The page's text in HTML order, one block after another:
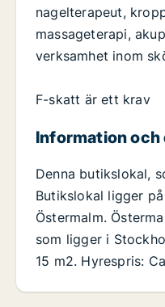
nagelterapeut,
massageterapi,
verksamhet inom
F-skatt är ett krav
Information och
Denna butikslokal,
Butikslokal ligger
Östermalm.
som ligger i
15 m2. Hyrespris: